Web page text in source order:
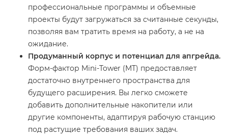
профессиональные программы и объемные
проекты будут загружаться за считанные секунды,
позволяя вам тратить время на работу, а не на
ожидание.
Продуманный корпус и потенциал для апгрейда.
Форм-фактор Mini-Tower (MT) предоставляет
достаточно внутреннего пространства для
будущего расширения. Вы легко сможете
добавить дополнительные накопители или
другие компоненты, адаптируя рабочую станцию
под растущие требования ваших задач.